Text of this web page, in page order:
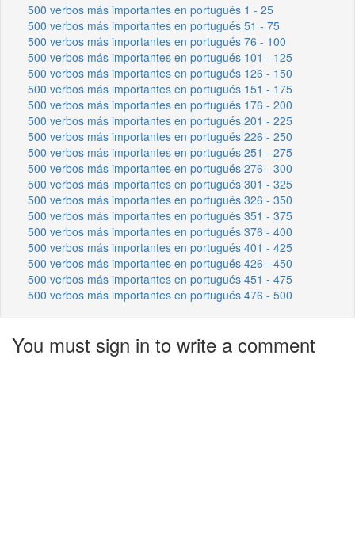
500 verbos más importantes en portugués 1 - 25
500 verbos más importantes en portugués 51 - 75
500 verbos más importantes en portugués 76 - 100
500 verbos más importantes en portugués 101 - 125
500 verbos más importantes en portugués 126 - 150
500 verbos más importantes en portugués 151 - 175
500 verbos más importantes en portugués 176 - 200
500 verbos más importantes en portugués 201 - 225
500 verbos más importantes en portugués 226 - 250
500 verbos más importantes en portugués 251 - 275
500 verbos más importantes en portugués 276 - 300
500 verbos más importantes en portugués 301 - 325
500 verbos más importantes en portugués 326 - 350
500 verbos más importantes en portugués 351 - 375
500 verbos más importantes en portugués 376 - 400
500 verbos más importantes en portugués 401 - 425
500 verbos más importantes en portugués 426 - 450
500 verbos más importantes en portugués 451 - 475
500 verbos más importantes en portugués 476 - 500
You must sign in to write a comment